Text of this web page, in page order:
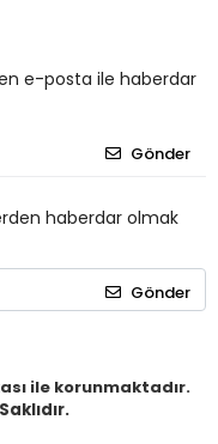
e-posta ile haberdar
Gönder
haberdar olmak
Gönder
ile korunmaktadır.